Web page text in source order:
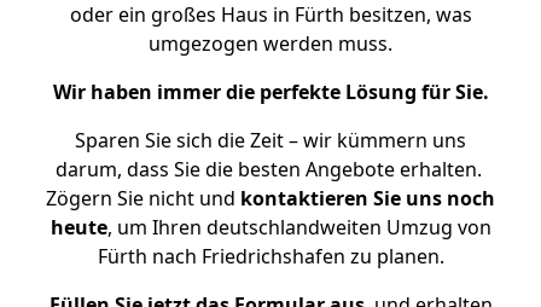
oder ein großes Haus in Fürth besitzen, was
umgezogen werden muss.
Wir haben immer die perfekte Lösung für Sie.
Sparen Sie sich die Zeit – wir kümmern uns
darum, dass Sie die besten Angebote erhalten.
Zögern Sie nicht und kontaktieren Sie uns noch
heute, um Ihren deutschlandweiten Umzug von
Fürth nach Friedrichshafen zu planen.